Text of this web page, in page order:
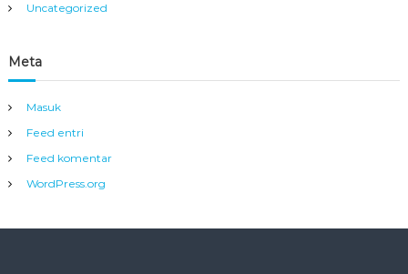
Uncategorized
Meta
Masuk
Feed entri
Feed komentar
WordPress.org